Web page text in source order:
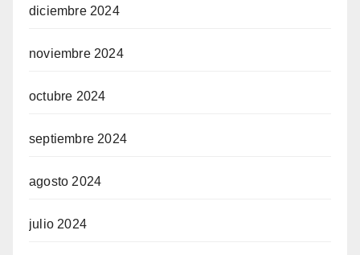
diciembre 2024
noviembre 2024
octubre 2024
septiembre 2024
agosto 2024
julio 2024